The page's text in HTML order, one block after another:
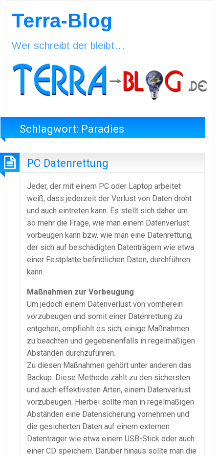
Terra-Blog
Wer schreibt der bleibt…
Schlagwort: Paradies
PC Datenrettung
Jeder, der mit einem PC oder Laptop arbeitet
weiß, dass jederzeit der Verlust von Daten droht
und auch eintreten kann. Es stellt sich daher um
so mehr die Frage, wie man einem Datenverlust
vorbeugen kann bzw. wie man eine Datenrettung,
der sich auf beschädigten Datenträgern wie etwa
einer Festplatte befindlichen Daten, durchführen
kann.
Maßnahmen zur Vorbeugung
Um jedoch einem Datenverlust von vornherein
vorzubeugen und somit einer Datenrettung zu
entgehen, empfiehlt es sich, einige Maßnahmen
zu beachten und gegebenenfalls in regelmäßigen
Abständen durchzuführen.
Zu diesen Maßnahmen gehört unter anderen das
Backup. Diese Methode zählt zu den sichersten
und auch effektivsten Arten, einem Datenverlust
vorzubeugen. Hierbei sollte man in regelmäßigen
Abständen eine Datensicherung vornehmen und
die gesicherten Daten auf einem externen
Datenträger wie etwa einem USB-Stick oder auch
einer CD speichern. Darüber hinaus sollte man die